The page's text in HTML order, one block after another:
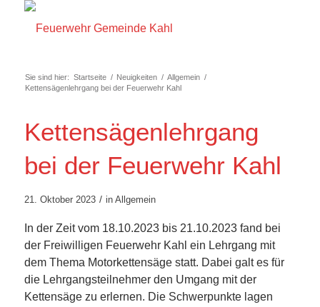
Sie sind hier: Startseite / Neuigkeiten / Allgemein /
Kettensägenlehrgang bei der Feuerwehr Kahl
Kettensägenlehrgang
bei der Feuerwehr Kahl
21. Oktober 2023 / in Allgemein
In der Zeit vom 18.10.2023 bis 21.10.2023 fand bei
der Freiwilligen Feuerwehr Kahl ein Lehrgang mit
dem Thema Motorkettensäge statt. Dabei galt es für
die Lehrgangsteilnehmer den Umgang mit der
Kettensäge zu erlernen. Die Schwerpunkte lagen